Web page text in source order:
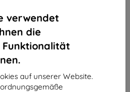
verwendet
die
Funktionalität
auf unserer Website.
2A